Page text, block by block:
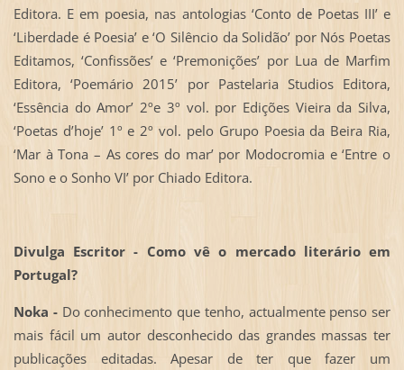
Editora. E em poesia, nas antologias ‘Conto de Poetas III’ e
‘Liberdade é Poesia’ e ‘O Silêncio da Solidão’ por Nós Poetas
Editamos, ‘Confissões’ e ‘Premonições’ por Lua de Marfim
Editora, ‘Poemário 2015’ por Pastelaria Studios Editora,
‘Essência do Amor’ 2ºe 3º vol. por Edições Vieira da Silva,
‘Poetas d’hoje’ 1º e 2º vol. pelo Grupo Poesia da Beira Ria,
‘Mar à Tona – As cores do mar’ por Modocromia e ‘Entre o
Sono e o Sonho VI’ por Chiado Editora.
Divulga Escritor - Como vê o mercado literário em
Portugal?
Noka -Do conhecimento que tenho, actualmente penso ser
mais fácil um autor desconhecido das grandes massas ter
publicações editadas. Apesar de ter que fazer um